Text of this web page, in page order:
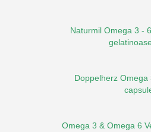
Naturmil Omega 3 -
Doppelherz
Omega 3 & Omega 6